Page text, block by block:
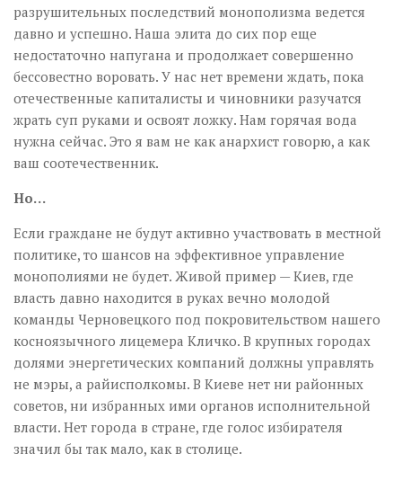
разрушительных последствий монополизма ведется
давно и успешно. Наша элита до сих пор еще
недостаточно напугана и продолжает совершенно
бессовестно воровать. У нас нет времени ждать, пока
отечественные капиталисты и чиновники разучатся
жрать суп руками и освоят ложку. Нам горячая вода
нужна сейчас. Это я вам не как анархист говорю, а как
ваш соотечественник.
Но…
Если граждане не будут активно участвовать в местной
политике, то шансов на эффективное управление
монополиями не будет. Живой пример — Киев, где
власть давно находится в руках вечно молодой
команды Черновецкого под покровительством нашего
косноязычного лицемера Кличко. В крупных городах
долями энергетических компаний должны управлять
не мэры, а райисполкомы. В Киеве нет ни районных
советов, ни избранных ими органов исполнительной
власти. Нет города в стране, где голос избирателя
значил бы так мало, как в столице.